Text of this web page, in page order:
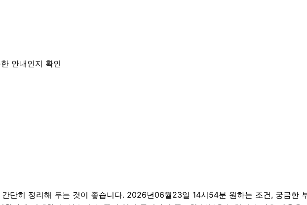
안내인지 확인
단히 정리해 두는 것이 좋습니다. 2026년06월23일 14시54분 원하는 조건, 궁금한